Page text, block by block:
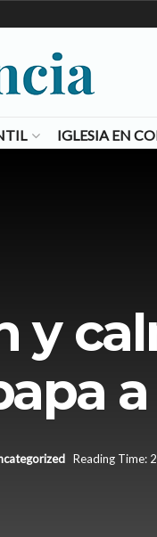
IGLESIA EN
y
Reading Time: